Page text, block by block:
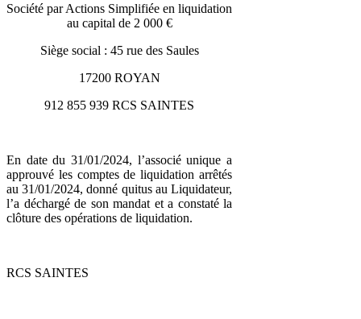
Société par Actions Simplifiée en liquidation
au capital de 2 000 €
Siège social : 45 rue des Saules
17200 ROYAN
912 855 939 RCS SAINTES
En date du 31/01/2024, l’associé unique a
approuvé les comptes de liquidation arrêtés
au 31/01/2024, donné quitus au Liquidateur,
l’a déchargé de son mandat et a constaté la
clôture des opérations de liquidation.
RCS SAINTES